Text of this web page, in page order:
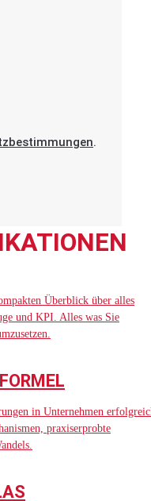
.
Überblick über alles
und KPI. Alles was Sie
in Unternehmen
praxiserprobte